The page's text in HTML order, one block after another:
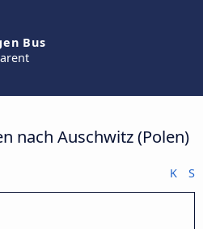
Bus
nach Auschwitz (Polen)
K S